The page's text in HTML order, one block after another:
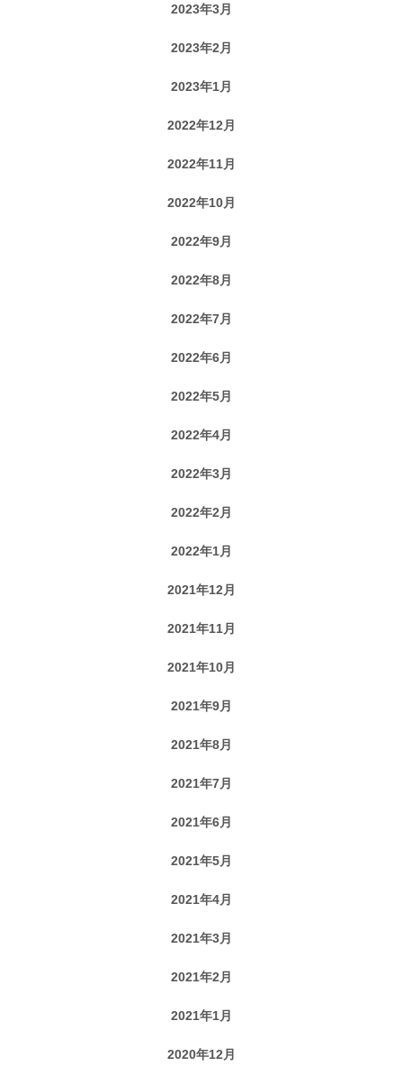
2023年3月
2023年2月
2023年1月
2022年12月
2022年11月
2022年10月
2022年9月
2022年8月
2022年7月
2022年6月
2022年5月
2022年4月
2022年3月
2022年2月
2022年1月
2021年12月
2021年11月
2021年10月
2021年9月
2021年8月
2021年7月
2021年6月
2021年5月
2021年4月
2021年3月
2021年2月
2021年1月
2020年12月